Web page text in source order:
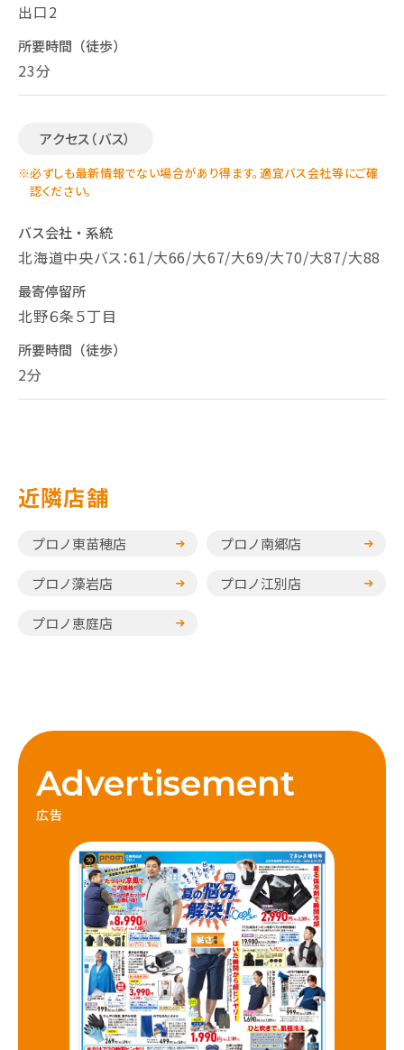
出口2
所要時間（徒歩）
23分
アクセス（バス）
※必ずしも最新情報でない場合があり得ます。適宜バス会社等にご確
認ください。
バス会社・系統
北海道中央バス：61/大66/大67/大69/大70/大87/大88
最寄停留所
北野６条５丁目
所要時間（徒歩）
2分
近隣店舗
プロノ東苗穂店 プロノ南郷店
プロノ藻岩店 プロノ江別店
プロノ恵庭店
広告
Advertisement